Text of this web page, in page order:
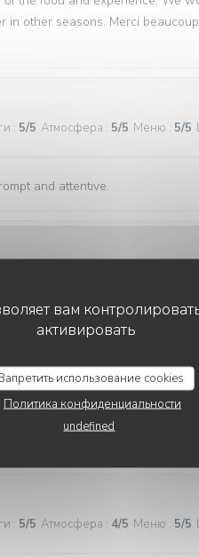
вам
активировать
использование cookies
Политика конфиденциальности
undefined
other seasons. Merci
: 5/5 Атмосфера : 5/5 Меню : 5/5
and attentive.
: 5/5 Атмосфера : 4/5 Меню : 5/5